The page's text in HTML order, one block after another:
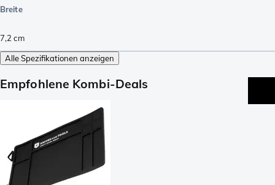
Breite
7,2 cm
Alle Spezifikationen anzeigen
Empfohlene Kombi-Deals